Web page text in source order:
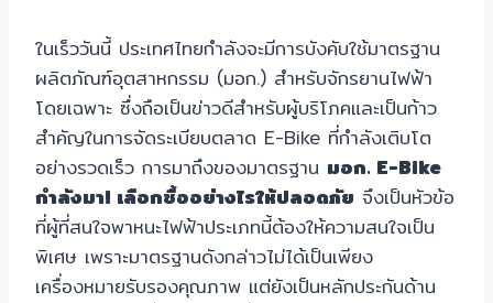
ในเร็ววันนี้ ประเทศไทยกำลังจะมีการบังคับใช้มาตรฐาน
ผลิตภัณฑ์อุตสาหกรรม (มอก.) สำหรับจักรยานไฟฟ้า
โดยเฉพาะ ซึ่งถือเป็นข่าวดีสำหรับผู้บริโภคและเป็นก้าว
สำคัญในการจัดระเบียบตลาด E-Bike ที่กำลังเติบโต
อย่างรวดเร็ว การมาถึงของมาตรฐาน มอก. E-Bike
กำลังมา! เลือกซื้ออย่างไรให้ปลอดภัย จึงเป็นหัวข้อ
ที่ผู้ที่สนใจพาหนะไฟฟ้าประเภทนี้ต้องให้ความสนใจเป็น
พิเศษ เพราะมาตรฐานดังกล่าวไม่ได้เป็นเพียง
เครื่องหมายรับรองคุณภาพ แต่ยังเป็นหลักประกันด้าน